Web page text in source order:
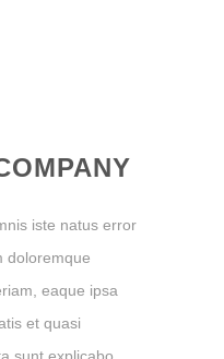
iste natus error
doloremque
eaque ipsa
et quasi